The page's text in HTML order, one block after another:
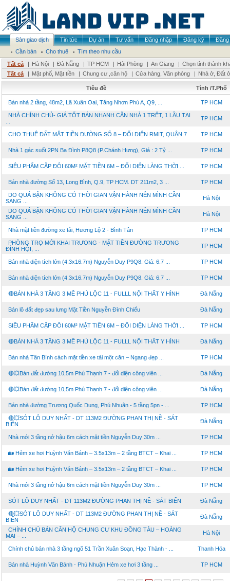
Sàn giao dịch Tin tức Dự án Tư vấn Đăng nhập Đăng ký
Đăng
Cần bán
Cho thuê
Tìm theo nhu cầu
Tất cả
| Hà Nội | Đà Nẵng | TP HCM | Hải Phòng | An Giang | Chọn tỉnh thành
Tất cả
| Mặt phố, Mặt tiền | Chung cư ,căn hộ | Cửa hàng, Văn phòng | Nhà ở, Đất ở
Tiêu đề Tỉnh /T.Phố
Bán nhà 2 tầng, 48m2, Lã Xuân Oai, Tăng Nhơn Phú A, Q9, ... TP HCM
NHÀ CHÍNH CHỦ- GIÁ TỐT BÁN NHANH CĂN NHÀ 1 TRỆT, 1 LẦU TẠI
TP HCM
CHO THUÊ ĐẤT MẶT TIỀN ĐƯỜNG SỐ 8 – ĐỐI DIỆN RMIT, QUẬN 7 TP HCM
Nhà 1 gác suốt 2PN Ba Đình P8Q8 (P.Chánh Hưng), Giá : 2 Tỷ ... TP HCM
SIÊU PHẨM CẶP ĐÔI 60M² MẶT TIỀN 6M – ĐỐI DIỆN LÀNG THỜI ... TP HCM
Bán nhà đường Số 13, Long Bình, Q.9, TP HCM. DT 211m2, 3 ... TP HCM
DO QUÁ BẬN KHÔNG CÓ THỜI GIAN VẬN HÀNH NÊN MÌNH CẦN
SANG ...
Hà Nội
DO QUÁ BẬN KHÔNG CÓ THỜI GIAN VẬN HÀNH NÊN MÌNH CẦN
SANG ...
Hà Nội
Nhà mặt tiền đường xe tải, Hương Lộ 2 - Bình Tân TP HCM
PHÒNG TRỌ MỚI KHAI TRƯƠNG - MẶT TIỀN ĐƯỜNG TRƯƠNG
ĐÌNH HỘI, ...
TP HCM
Bán nhà diện tích lớn (4.3x16.7m) Nguyễn Duy P9Q8. Giá: 6.7 ... TP HCM
Bán nhà diện tích lớn (4.3x16.7m) Nguyễn Duy P9Q8. Giá: 6.7 ... TP HCM
🔴BÁN NHÀ 3 TẦNG 3 MÊ PHÚ LỘC 11 - FULLL NỘI THẤT Y HÌNH Đà Nẵng
Bán lô đất đẹp sau lưng Mặt Tiền Nguyễn Đình Chiểu Đà Nẵng
SIÊU PHẨM CẶP ĐÔI 60M² MẶT TIỀN 6M – ĐỐI DIỆN LÀNG THỜI ... TP HCM
🔴BÁN NHÀ 3 TẦNG 3 MÊ PHÚ LỘC 11 - FULLL NỘI THẤT Y HÌNH Đà Nẵng
Bán nhà Tân Bình cách mặt tiền xe tải một căn – Ngang đẹp ... TP HCM
🔴💥Bán đất đường 10,5m Phú Thạnh 7 - đối diện công viên ... Đà Nẵng
🔴💥Bán đất đường 10,5m Phú Thạnh 7 - đối diện công viên ... Đà Nẵng
Bán nhà đường Trương Quốc Dung, Phú Nhuận - 5 tầng 5pn - ... TP HCM
🔴💥SÓT LÔ DUY NHẤT - DT 113M2 ĐƯỜNG PHAN THỊ NỀ - SÁT
BIỂN
Đà Nẵng
Nhà mới 3 tầng nở hậu 6m cách mặt tiền Nguyễn Duy 30m ... TP HCM
🏡 Hẻm xe hơi Huỳnh Văn Bánh – 3.5x13m – 2 tầng BTCT – Khai ... TP HCM
🏡 Hẻm xe hơi Huỳnh Văn Bánh – 3.5x13m – 2 tầng BTCT – Khai ... TP HCM
Nhà mới 3 tầng nở hậu 6m cách mặt tiền Nguyễn Duy 30m ... TP HCM
SÓT LÔ DUY NHẤT - DT 113M2 ĐƯỜNG PHAN THỊ NỀ - SÁT BIỂN Đà Nẵng
🔴💥SÓT LÔ DUY NHẤT - DT 113M2 ĐƯỜNG PHAN THỊ NỀ - SÁT
BIỂN
Đà Nẵng
CHÍNH CHỦ BÁN CĂN HỘ CHUNG CƯ KHU ĐỒNG TÀU – HOÀNG
MAI – ...
Hà Nội
Chính chủ bán nhà 3 tầng ngõ 51 Trần Xuân Soạn, Hạc Thành - ... Thanh Hóa
Bán nhà Huỳnh Văn Bánh - Phú Nhuận Hẻm xe hơi 3 tầng ... TP HCM